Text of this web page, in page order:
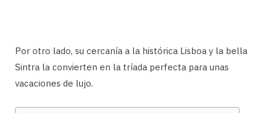
Por otro lado, su cercanía a la histórica Lisboa y la bella
Sintra la convierten en la tríada perfecta para unas
vacaciones de lujo.